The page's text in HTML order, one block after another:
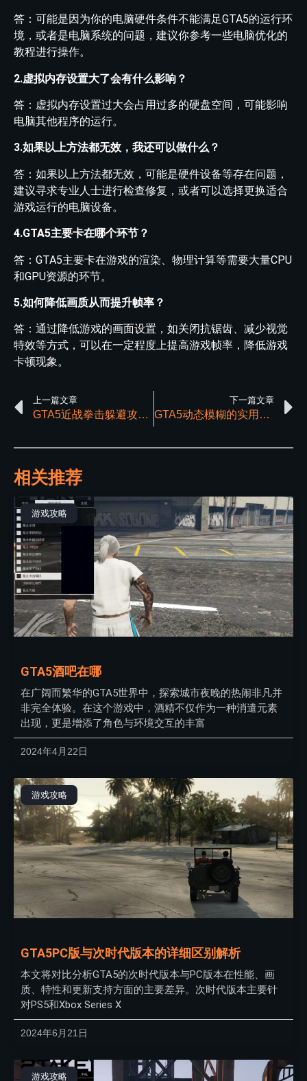
答：可能是因为你的电脑硬件条件不能满足GTA5的运行环
境，或者是电脑系统的问题，建议你参考一些电脑优化的
教程进行操作。
2.虚拟内存设置大了会有什么影响？
答：虚拟内存设置过大会占用过多的硬盘空间，可能影响
电脑其他程序的运行。
3.如果以上方法都无效，我还可以做什么？
答：如果以上方法都无效，可能是硬件设备等存在问题，
建议寻求专业人士进行检查修复，或者可以选择更换适合
游戏运行的电脑设备。
4.GTA5主要卡在哪个环节？
答：GTA5主要卡在游戏的渲染、物理计算等需要大量CPU
和GPU资源的环节。
5.如何降低画质从而提升帧率？
答：通过降低游戏的画面设置，如关闭抗锯齿、减少视觉
特效等方式，可以在一定程度上提高游戏帧率，降低游戏
卡顿现象。
上一篇文章
GTA5近战拳击躲避攻击与反击技巧分享
下一篇文章
GTA5动态模糊的实用性及其操作指南
相关推荐
游戏攻略
GTA5酒吧在哪
在广阔而繁华的GTA5世界中，探索城市夜晚的热闹非凡并
非完全体验。在这个游戏中，酒精不仅作为一种消遣元素
出现，更是增添了角色与环境交互的丰富
2024年4月22日
游戏攻略
GTA5PC版与次时代版本的详细区别解析
本文将对比分析GTA5的次时代版本与PC版本在性能、画
质、特性和更新支持方面的主要差异。次时代版本主要针
对PS5和Xbox Series X
2024年6月21日
游戏攻略